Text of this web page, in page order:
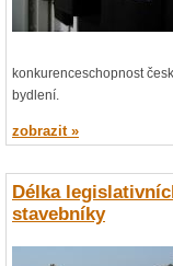
konkurenceschopnost
bydlení.
zobrazit »
Délka
stavebníky